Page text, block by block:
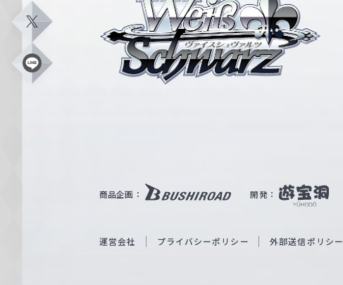
X
L
ス
W
i
商品企画： 開発：
運営会社 プライバシーポリシー 外部送信ポリシー